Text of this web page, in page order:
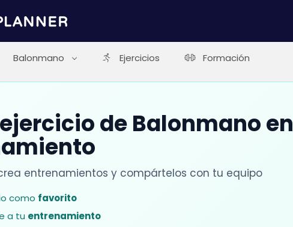
Balonmano Ejercicios Formación
de Balonmano en
entrenamientos y compártelos con tu equipo
como favorito
a tu entrenamiento